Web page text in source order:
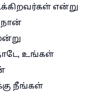
என்று
நான்
உங்கள்
நீங்கள்